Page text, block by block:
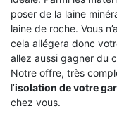
poser de la laine
laine de roche. Vous
cela allégera donc
allez aussi gagner du
Notre offre, très
l’isolation de votre
chez vous.